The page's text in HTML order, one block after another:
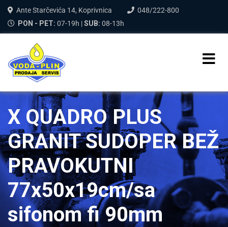
Ante Starčevića 14, Koprivnica
048/222-800
PON - PET: 07-19h |SUB: 08-13h
X QUADRO PLUS
GRANIT SUDOPER BEŽ
PRAVOKUTNI
77x50x19cm/sa
sifonom fi 90mm